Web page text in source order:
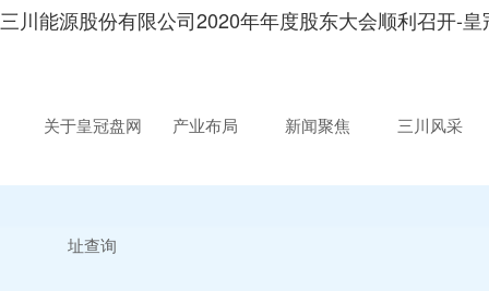
三川能源股份有限公司2020年年度股东大会顺利召开-
关于皇冠盘网
址查询
产业布局 新闻聚焦 三川风采